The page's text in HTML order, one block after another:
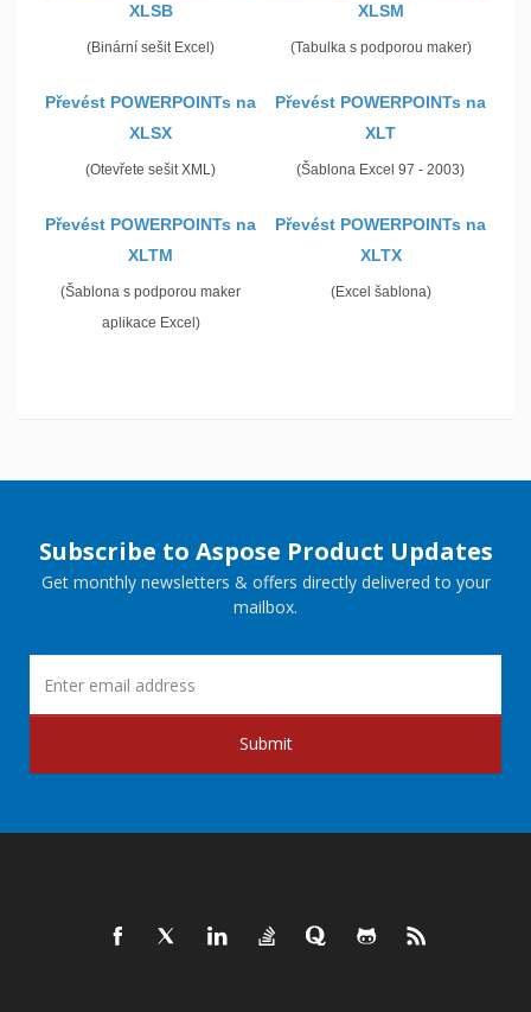
XLSB
(Binární sešit Excel)
XLSM
(Tabulka s podporou maker)
Převést POWERPOINTs na
XLSX
(Otevřete sešit XML)
Převést POWERPOINTs na
XLT
(Šablona Excel 97 - 2003)
Převést POWERPOINTs na
XLTM
(Šablona s podporou maker
aplikace Excel)
Převést POWERPOINTs na
XLTX
(Excel šablona)
Subscribe to Aspose Product Updates
Get monthly newsletters & offers directly delivered to your
mailbox.
Submit